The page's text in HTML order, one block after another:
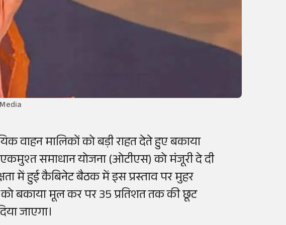
वाहन मालिकों को बड़ी राहत देते हुए बकाया
समाधान योजना (ओटीएस) को मंजूरी दे दी
में हुई कैबिनेट बैठक में इस प्रस्ताव पर मुहर
बकाया मूल कर पर 35 प्रतिशत तक की छूट
जाएगा।